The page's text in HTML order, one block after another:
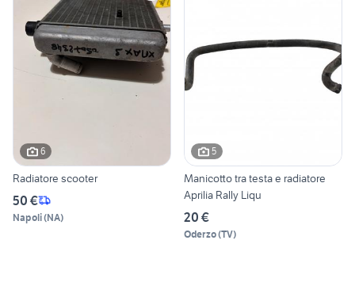
6
Radiatore scooter
50 €
Napoli(NA)
5
Manicotto tra testa e radiatore
Aprilia Rally Liqu
20 €
Oderzo(TV)